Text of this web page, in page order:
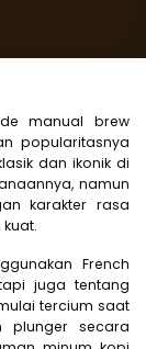
manual brew
popularitasnya
dan ikonik di
namun
karakter rasa
French
juga tentang
tercium saat
plunger secara